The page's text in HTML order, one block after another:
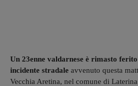
Un 23enne valdarnese è rimasto
incidente stradale avvenuto questa
Vecchia Aretina, nel comune di